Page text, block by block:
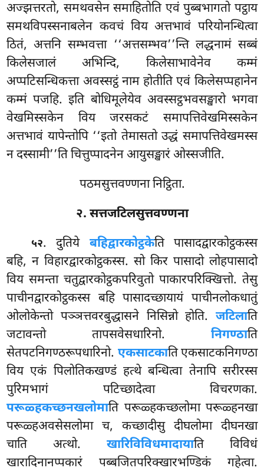
अज्झत्तरतो, समथवसेन समाहितोति एवंपुब्बभागतो पट्ठाय
समथविपस्सनाबलेन कवचं विय अत्तभावं परियोनन्धित्वा
ठितं, अत्तनि सम्भवत्ता ‘‘अत्तसम्भव’’न्ति लद्धनामं सब्बं
किलेसजालं अभिन्दि, किलेसाभावेनेव कम्मं
अप्पटिसन्धिकत्ता अवस्सट्ठं नाम होतीति एवं किलेसप्पहानेन
कम्मं पजहि. इति बोधिमूलेयेव अवस्सट्ठभवसङ्खारो भगवा
वेखमिस्सकेन विय जरसकटं समापत्तिवेखमिस्सकेन
अत्तभावं यापेन्तोपि ‘‘इतो तेमासतो उद्धं समापत्तिवेखमस्स
न दस्सामी’’ति चित्तुप्पादनेन आयुसङ्खारं ओस्सजीति.
पठमसुत्तवण्णना निट्ठिता.
२. सत्तजटिलसुत्तवण्णना
५२. दुतिये बहिद्वारकोट्ठकेति पासादद्वारकोट्ठकस्स
बहि, न विहारद्वारकोट्ठकस्स. सो किर पासादो लोहपासादो
विय समन्ता चतुद्वारकोट्ठकपरिवुतो पाकारपरिक्खित्तो. तेसु
पाचीनद्वारकोट्ठकस्स बहि पासादच्छायायं पाचीनलोकधातुं
ओलोकेन्तो पञ्ञत्तवरबुद्धासने निसिन्नो होति. जटिलाति
जटावन्तो तापसवेसधारिनो. निगण्ठाति
सेतपटनिगण्ठरूपधारिनो. एकसाटकाति एकसाटकनिगण्ठा
विय एकं पिलोतिकखण्डं हत्थे बन्धित्वा तेनापि सरीरस्स
पुरिमभागं पटिच्छादेत्वा विचरणका.
परूळ्हकच्छनखलोमाति परूळ्हकच्छलोमा परूळ्हनखा
परूळ्हअवसेसलोमा च, कच्छादीसु दीघलोमा दीघनखा
चाति अत्थो. खारिविविधमादायाति विविधं
खारादिनानप्पकारं पब्बजितपरिक्खारभण्डिकं गहेत्वा.